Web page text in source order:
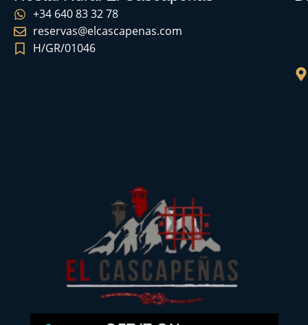
+34 640 83 32 78
reservas@elcascapenas.com
H/GR/01046